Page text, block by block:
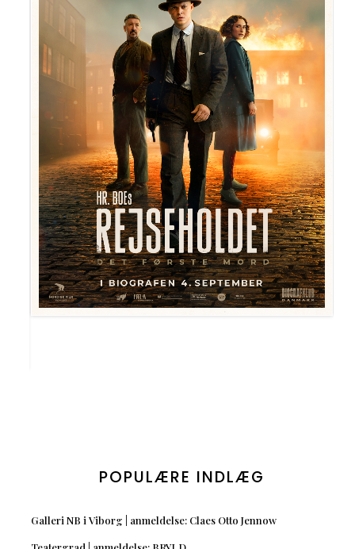
POPULÆRE INDLÆG
Galleri NB i Viborg | anmeldelse: Claes Otto Jennow